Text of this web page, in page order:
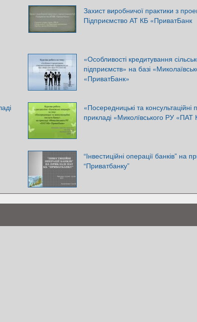
Захист виробничої практики з
Підприємство АТ КБ «ПриватБанк
«Особливості кредитування
підприємств» на базі
«ПриватБанк»
«Посередницькі та консультаційні
прикладі «Миколївського РУ
“Інвестиційні операції банків” на
“Приватбанку”